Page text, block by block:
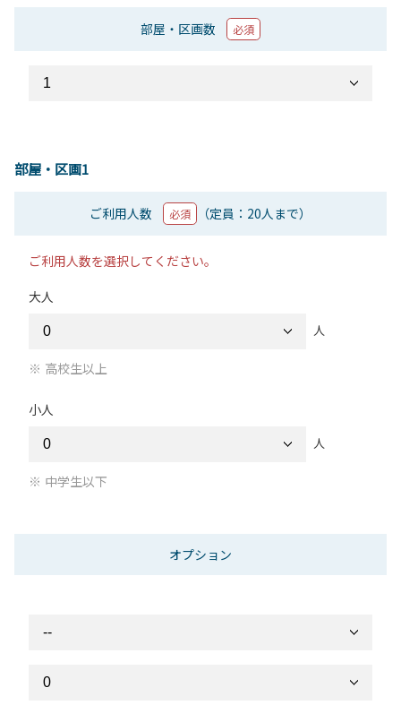
部屋・区画数 必須
部屋・区画1
ご利用人数 必須 （定員：20人まで）
ご利用人数を選択してください。
大人
人
高校生以上
小人
人
中学生以下
オプション